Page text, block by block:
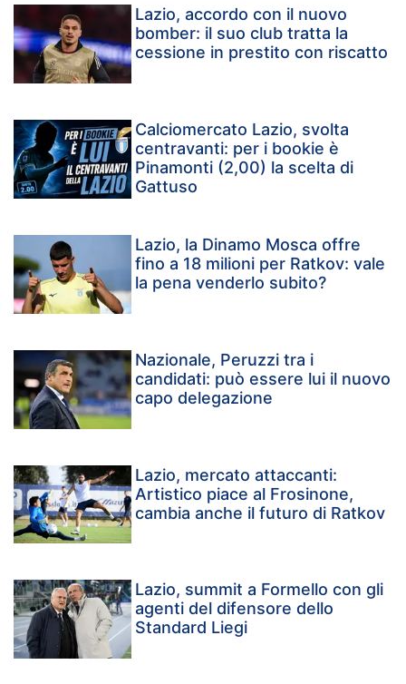
Lazio, accordo con il nuovo
bomber: il suo club tratta la
cessione in prestito con riscatto
Calciomercato Lazio, svolta
centravanti: per i bookie è
Pinamonti (2,00) la scelta di
Gattuso
Lazio, la Dinamo Mosca offre
fino a 18 milioni per Ratkov: vale
la pena venderlo subito?
Nazionale, Peruzzi tra i
candidati: può essere lui il nuovo
capo delegazione
Lazio, mercato attaccanti:
Artistico piace al Frosinone,
cambia anche il futuro di Ratkov
Lazio, summit a Formello con gli
agenti del difensore dello
Standard Liegi